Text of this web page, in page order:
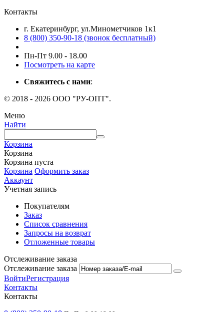
Контакты
г. Екатеринбург, ул.Минометчиков 1к1
8 (800) 350-90-18 (звонок бесплатный)
Пн-Пт 9.00 - 18.00
Посмотреть на карте
Свяжитесь с нами:
© 2018 - 2026 ООО "РУ-ОПТ".
Меню
Найти
Корзина
Корзина
Корзина пуста
Корзина Оформить заказ
Аккаунт
Учетная запись
Покупателям
Заказ
Список сравнения
Запросы на возврат
Отложенные товары
Отслеживание заказа
Отслеживание заказа
ВойтиРегистрация
Контакты
Контакты